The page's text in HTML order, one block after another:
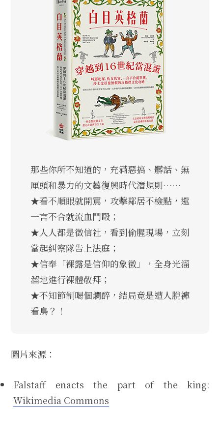
那些你所不知道的，充滿惡搞、髒話、無
厘頭和暴力的文藝復興時代潛規則……
★看不順眼就開罵，攻擊鄰居不檢點，還
一言不合就流血鬥毆；
★人人都是徵信社，看到偷腥現場，立刻
當起糾察隊告上法庭；
★信奉「裸露是信仰的象徵」，全身光溜
溜地進行裸體敬拜；
★不知節制喝個爛醉，結局竟是遭人脫褲
看鳥？！
圖片來源：
Falstaff enacts the part of the king:
Wikimedia Commons